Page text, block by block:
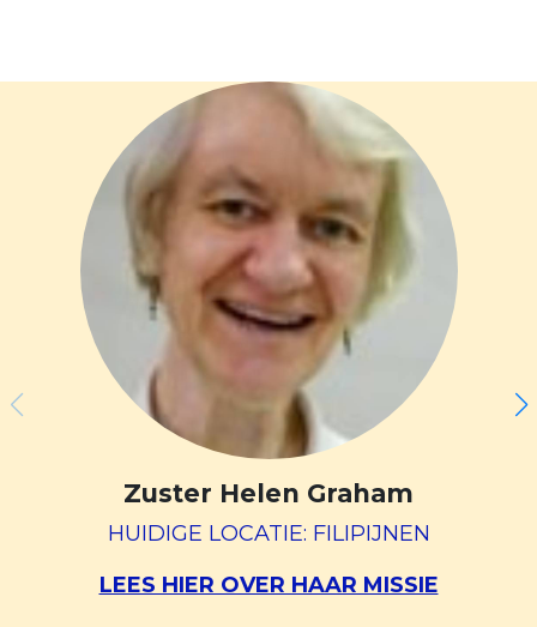
Zuster Helen Graham
HUIDIGE LOCATIE: FILIPIJNEN
LEES HIER OVER HAAR MISSIE